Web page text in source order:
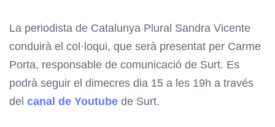
La periodista de Catalunya Plural Sandra Vicente
conduirà el col·loqui, que serà presentat per Carme
Porta, responsable de comunicació de Surt. Es
podrà seguir el dimecres dia 15 a les 19h a través
del canal de Youtube de Surt.